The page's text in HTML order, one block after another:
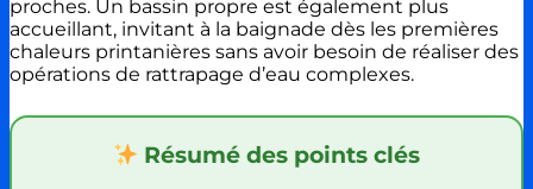
proches. Un bassin propre est également plus
accueillant, invitant à la baignade dès les premières
chaleurs printanières sans avoir besoin de réaliser des
opérations de rattrapage d’eau complexes.
Résumé des points clés